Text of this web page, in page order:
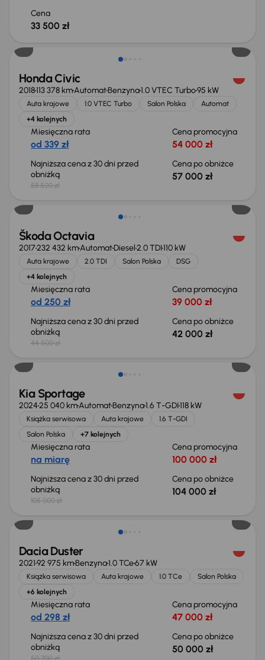
Cena
33 500 zł
Taniej o 1 500 zł
Honda Civic
2018113 378 kmAutomatBenzyna1.0 VTEC Turbo95 kW
Auta krajowe 1.0 VTEC Turbo Salon Polska
Automat
+4 kolejnych
Miesięczna rata
od 339 zł
Cena promocyjna
54 000 zł
Najniższa cena z 30 dni przed
obniżką
58 500 zł
Cena po obniżce
57 000 zł
Taniej o 2 500 zł
Škoda Octavia
2017232 432 kmAutomatDiesel2.0 TDI110 kW
Auta krajowe 2.0 TDI Salon Polska
DSG
+4 kolejnych
Miesięczna rata
od 250 zł
Cena promocyjna
39 000 zł
Najniższa cena z 30 dni przed
obniżką
44 500 zł
Cena po obniżce
42 000 zł
Taniej o 1 000 zł
Kia Sportage
202425 040 kmAutomatBenzyna1.6 T-GDI118 kW
Książka serwisowa Auta krajowe
1.6 T-GDI
Salon Polska
+7 kolejnych
Miesięczna rata
na miarę
Cena promocyjna
100 000 zł
Najniższa cena z 30 dni przed
obniżką
105 000 zł
Cena po obniżce
104 000 zł
Taniej o 700 zł
Dacia Duster
202192 975 kmBenzyna1.0 TCe67 kW
Książka serwisowa Auta krajowe 1.0 TCe
Salon Polska
+6 kolejnych
Miesięczna rata
od 298 zł
Cena promocyjna
47 000 zł
Najniższa cena z 30 dni przed
obniżką
50 700 zł
Cena po obniżce
50 000 zł